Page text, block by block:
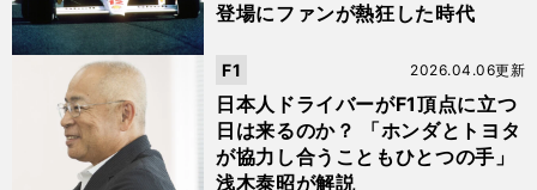
登場にファンが熱狂した時代
日本人ドライバーがF1頂点に立つ
日は来るのか？ 「ホンダとトヨタ
が協力し合うこともひとつの手」
浅木泰昭が解説
2026.04.06更新
F1